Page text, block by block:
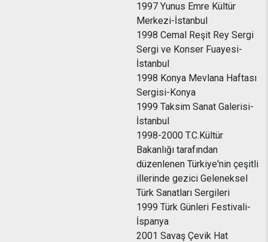
1997 Yunus Emre Kültür
Merkezi-İstanbul
1998 Cemal Reşit Rey Sergi
Sergi ve Konser Fuayesi-
İstanbul
1998 Konya Mevlana Haftası
Sergisi-Konya
1999 Taksim Sanat Galerisi-
İstanbul
1998-2000 T.C.Kültür
Bakanlığı tarafından
düzenlenen Türkiye'nin çeşitli
illerinde gezici Geleneksel
Türk Sanatları Sergileri
1999 Türk Günleri Festivali-
İspanya
2001 Savaş Çevik Hat